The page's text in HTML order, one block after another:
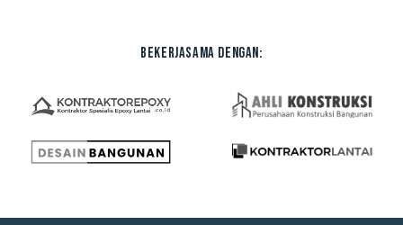
Bekerjasama dengan: